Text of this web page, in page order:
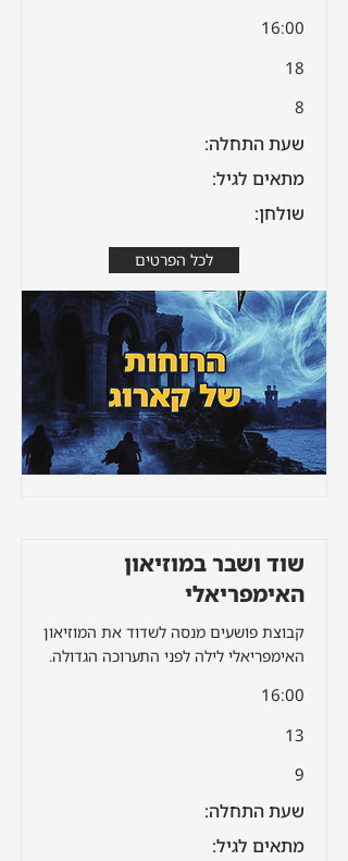
16:00
18
8
שעת התחלה:
מתאים לגיל:
שולחן:
לכל הפרטים
שוד ושבר במוזיאון
האימפריאלי
קבוצת פושעים מנסה לשדוד את המוזיאון
האימפריאלי לילה לפני התערוכה הגדולה.
16:00
13
9
שעת התחלה:
מתאים לגיל: